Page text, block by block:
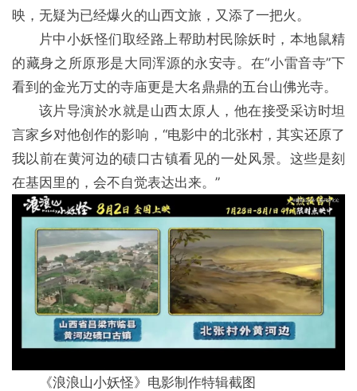
映，无疑为已经爆火的山西文旅，又添了一把火。
片中小妖怪们取经路上帮助村民除妖时，本地鼠精
的藏身之所原形是大同浑源的永安寺。在“小雷音寺”下
看到的金光万丈的寺庙更是大名鼎鼎的五台山佛光寺。
该片导演於水就是山西太原人，他在接受采访时坦
言家乡对他创作的影响，“电影中的北张村，其实还原了
我以前在黄河边的碛口古镇看见的一处风景。这些是刻
在基因里的，会不自觉表达出来。”
《浪浪山小妖怪》电影制作特辑截图